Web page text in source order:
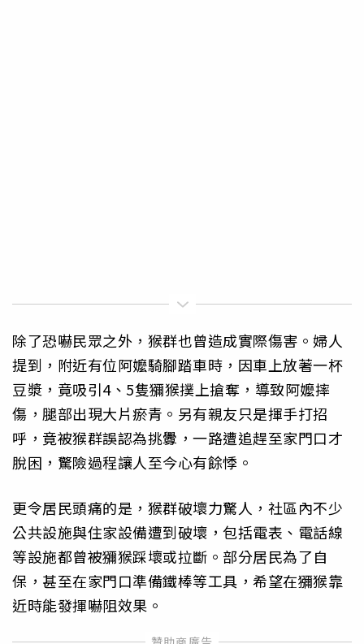
除了恐嚇民眾之外，猴群也曾造成實際傷害。婦人
提到，附近有位阿嬤騎腳踏車時，因車上放著一杯
豆漿，竟吸引4、5隻獼猴撲上搶奪，導致阿嬤摔
傷，腿部出現大片瘀青。另有親友只是揮手打招
呼，竟被猴群誤認為挑釁，一路遭追趕至家門口才
脫困，驚險過程讓人至今心有餘悸。
更令居民頭痛的是，猴群破壞力驚人，社區內不少
公共設施與住家設備遭到破壞，包括電表、電話線
等設施都曾被獼猴踩壞或拉斷。部分居民為了自
保，甚至在家門口準備鐵棒等工具，希望在獼猴靠
近時能發揮嚇阻效果。